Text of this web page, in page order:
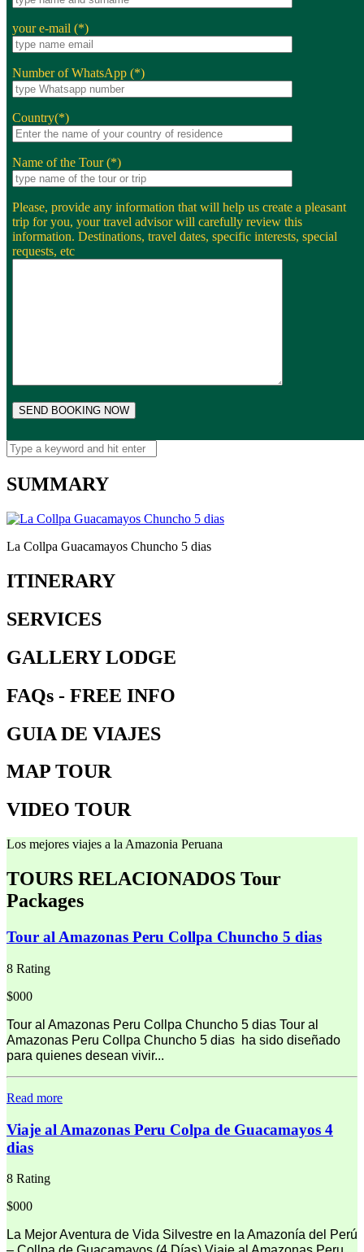
your e-mail (*)
Number of WhatsApp (*)
Country(*)
Name of the Tour (*)
Please, provide any information that will help us create a pleasant
trip for you, your travel advisor will carefully review this
information. Destinations, travel dates, specific interests, special
requests, etc
SUMMARY
La Collpa Guacamayos Chuncho 5 dias
ITINERARY
SERVICES
GALLERY LODGE
FAQs - FREE INFO
GUIA DE VIAJES
MAP TOUR
VIDEO TOUR
Los mejores viajes a la Amazonia Peruana
TOURS RELACIONADOS Tour
Packages
Tour al Amazonas Peru Collpa Chuncho 5 dias
8 Rating
$000
Tour al Amazonas Peru Collpa Chuncho 5 dias Tour al
Amazonas Peru Collpa Chuncho 5 dias ha sido diseñado
para quienes desean vivir...
Read more
Viaje al Amazonas Peru Colpa de Guacamayos 4
dias
8 Rating
$000
La Mejor Aventura de Vida Silvestre en la Amazonía del Perú